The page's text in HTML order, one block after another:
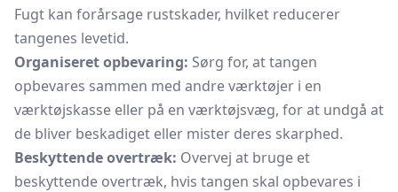
Fugt kan forårsage rustskader, hvilket reducerer
tangenes levetid.
Organiseret opbevaring: Sørg for, at tangen
opbevares sammen med andre værktøjer i en
værktøjskasse eller på en værktøjsvæg, for at undgå at
de bliver beskadiget eller mister deres skarphed.
Beskyttende overtræk: Overvej at bruge et
beskyttende overtræk, hvis tangen skal opbevares i